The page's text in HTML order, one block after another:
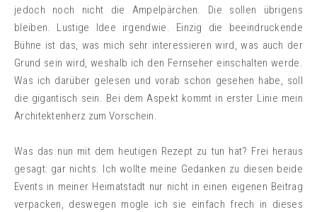
jedoch noch nicht die Ampelpärchen. Die sollen übrigens
bleiben. Lustige Idee irgendwie. Einzig die beeindruckende
Bühne ist das, was mich sehr interessieren wird, was auch der
Grund sein wird, weshalb ich den Fernseher einschalten werde.
Was ich darüber gelesen und vorab schon gesehen habe, soll
die gigantisch sein. Bei dem Aspekt kommt in erster Linie mein
Architektenherz zum Vorschein.
Was das nun mit dem heutigen Rezept zu tun hat? Frei heraus
gesagt: gar nichts. Ich wollte meine Gedanken zu diesen beide
Events in meiner Heimatstadt nur nicht in einen eigenen Beitrag
verpacken, deswegen mogle ich sie einfach frech in dieses